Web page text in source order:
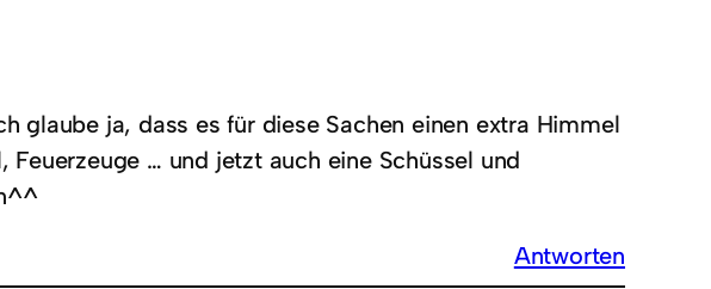
glaube ja, dass es für diese Sachen einen extra Himmel
… und jetzt auch eine Schüssel und
Antworten